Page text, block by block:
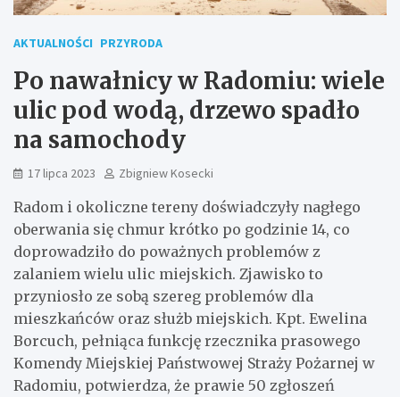
AKTUALNOŚCI PRZYRODA
Po nawałnicy w Radomiu: wiele
ulic pod wodą, drzewo spadło
na samochody
17 lipca 2023 Zbigniew Kosecki
Radom i okoliczne tereny doświadczyły nagłego
oberwania się chmur krótko po godzinie 14, co
doprowadziło do poważnych problemów z
zalaniem wielu ulic miejskich. Zjawisko to
przyniosło ze sobą szereg problemów dla
mieszkańców oraz służb miejskich. Kpt. Ewelina
Borcuch, pełniąca funkcję rzecznika prasowego
Komendy Miejskiej Państwowej Straży Pożarnej w
Radomiu, potwierdza, że prawie 50 zgłoszeń